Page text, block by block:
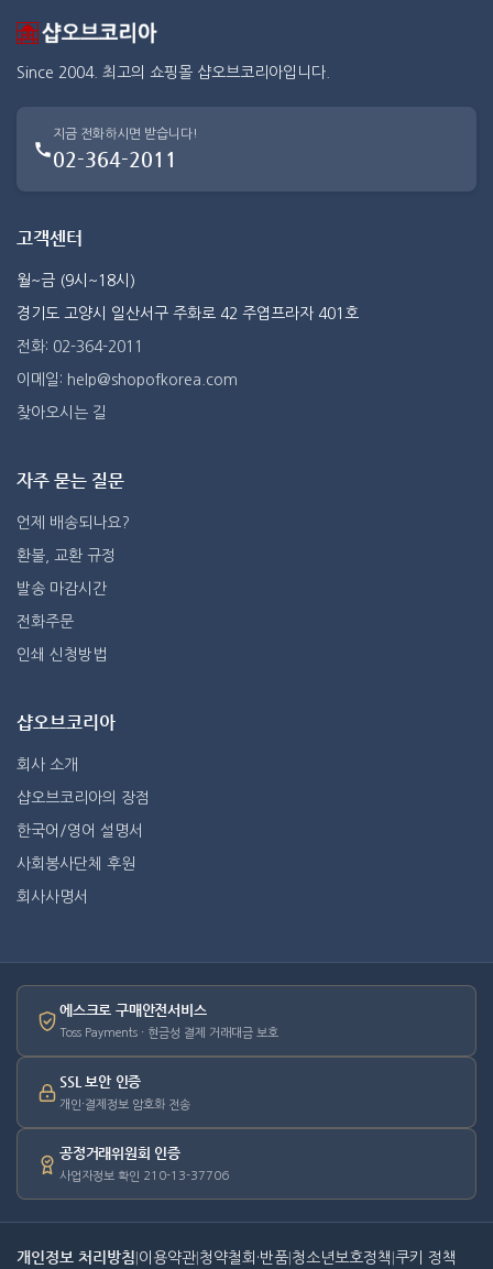
Since 2004. 최고의 쇼핑몰 샵오브코리아입니다.
지금 전화하시면 받습니다!
02-364-2011
고객센터
월~금 (9시~18시)
경기도 고양시 일산서구 주화로 42 주엽프라자 401호
전화: 02-364-2011
이메일: help@shopofkorea.com
찾아오시는 길
자주 묻는 질문
언제 배송되나요?
환불, 교환 규정
발송 마감시간
전화주문
인쇄 신청방법
샵오브코리아
회사 소개
샵오브코리아의 장점
한국어/영어 설명서
사회봉사단체 후원
회사사명서
에스크로 구매안전서비스
Toss Payments · 현금성 결제 거래대금 보호
SSL 보안 인증
개인·결제정보 암호화 전송
공정거래위원회 인증
사업자정보 확인 210-13-37706
개인정보 처리방침 이용약관 청약철회·반품 청소년보호정책 쿠키 정책